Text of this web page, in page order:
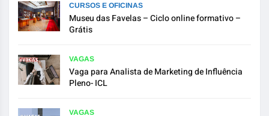
CURSOS E OFICINAS
Museu das Favelas – Ciclo online formativo –
Grátis
VAGAS
Vaga para Analista de Marketing de Influência
Pleno- ICL
VAGAS